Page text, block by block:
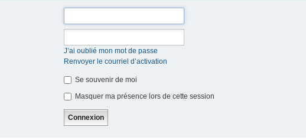
J’ai oublié mon mot de passe
Renvoyer le courriel d’activation
Se souvenir de moi
Masquer ma présence lors de cette session